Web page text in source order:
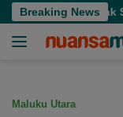
Langsung
ke
Breaking News
Pajak Selama
Maluku Utara